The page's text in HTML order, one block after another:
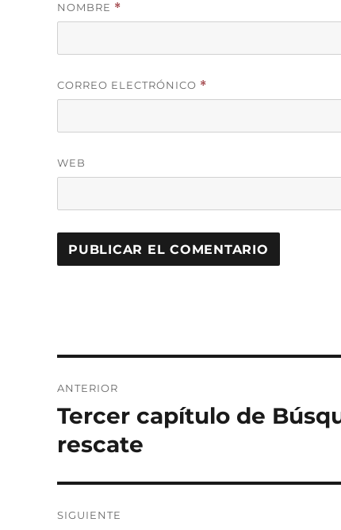
NOMBRE *
CORREO ELECTRÓNICO *
WEB
de
entradas
ANTERIOR
Entrada
Tercer capítulo de
rescate
SIGUIENTE